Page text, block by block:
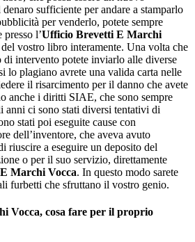
sufficiente per andare a stamparlo
per venderlo, potete sempre
presso l’Ufficio Brevetti E Marchi
vostro libro interamente. Una volta che
di intervento potete inviarlo alle diverse
lo plagiano avrete una valida carta nelle
il risarcimento per il danno che avete
anche i diritti SIAE, che sono sempre
anni ci sono stati diversi tentativi di
stati poi eseguite cause con
dell’inventore, che aveva avuto
riuscire a eseguire un deposito del
o per il suo servizio, direttamente
Marchi Vocca. In questo modo sarete
furbetti che sfruttano il vostro genio.
Vocca, cosa fare per il proprio